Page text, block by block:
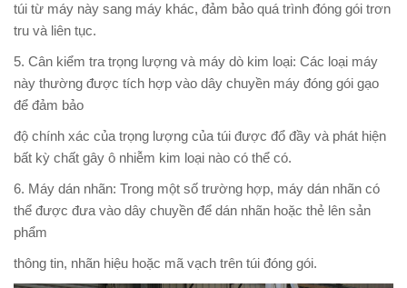
túi từ máy này sang máy khác, đảm bảo quá trình đóng gói trơn
tru và liên tục.
5. Cân kiểm tra trọng lượng và máy dò kim loại: Các loại máy
này thường được tích hợp vào dây chuyền máy đóng gói gạo
để đảm bảo
độ chính xác của trọng lượng của túi được đổ đầy và phát hiện
bất kỳ chất gây ô nhiễm kim loại nào có thể có.
6. Máy dán nhãn: Trong một số trường hợp, máy dán nhãn có
thể được đưa vào dây chuyền để dán nhãn hoặc thẻ lên sản
phẩm
thông tin, nhãn hiệu hoặc mã vạch trên túi đóng gói.